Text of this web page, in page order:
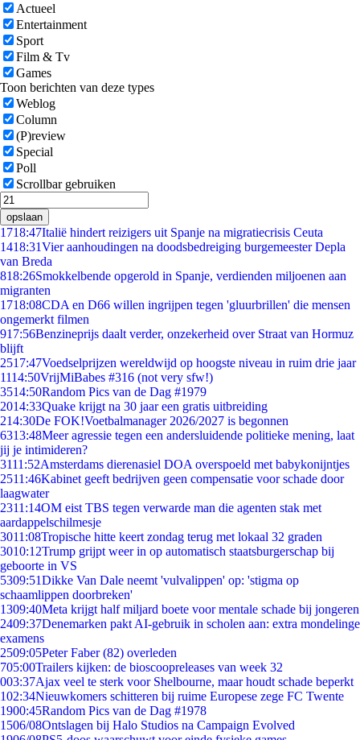
Actueel
Entertainment
Sport
Film & Tv
Games
Toon berichten van deze types
Weblog
Column
(P)review
Special
Poll
Scrollbar gebruiken
opslaan
1718:47Italië hindert reizigers uit Spanje na migratiecrisis Ceuta
1418:31Vier aanhoudingen na doodsbedreiging burgemeester Depla
van Breda
818:26Smokkelbende opgerold in Spanje, verdienden miljoenen aan
migranten
1718:08CDA en D66 willen ingrijpen tegen 'gluurbrillen' die mensen
ongemerkt filmen
917:56Benzineprijs daalt verder, onzekerheid over Straat van Hormuz
blijft
2517:47Voedselprijzen wereldwijd op hoogste niveau in ruim drie jaar
1114:50VrijMiBabes #316 (not very sfw!)
3514:50Random Pics van de Dag #1979
2014:33Quake krijgt na 30 jaar een gratis uitbreiding
214:30De FOK!Voetbalmanager 2026/2027 is begonnen
6313:48Meer agressie tegen een andersluidende politieke mening, laat
jij je intimideren?
3111:52Amsterdams dierenasiel DOA overspoeld met babykonijntjes
2511:46Kabinet geeft bedrijven geen compensatie voor schade door
laagwater
2311:14OM eist TBS tegen verwarde man die agenten stak met
aardappelschilmesje
3011:08Tropische hitte keert zondag terug met lokaal 32 graden
3010:12Trump grijpt weer in op automatisch staatsburgerschap bij
geboorte in VS
5309:51Dikke Van Dale neemt 'vulvalippen' op: 'stigma op
schaamlippen doorbreken'
1309:40Meta krijgt half miljard boete voor mentale schade bij jongeren
2409:37Denemarken pakt AI-gebruik in scholen aan: extra mondelinge
examens
2509:05Peter Faber (82) overleden
705:00Trailers kijken: de bioscoopreleases van week 32
003:37Ajax veel te sterk voor Shelbourne, maar houdt schade beperkt
102:34Nieuwkomers schitteren bij ruime Europese zege FC Twente
1900:45Random Pics van de Dag #1978
1506/08Ontslagen bij Halo Studios na Campaign Evolved